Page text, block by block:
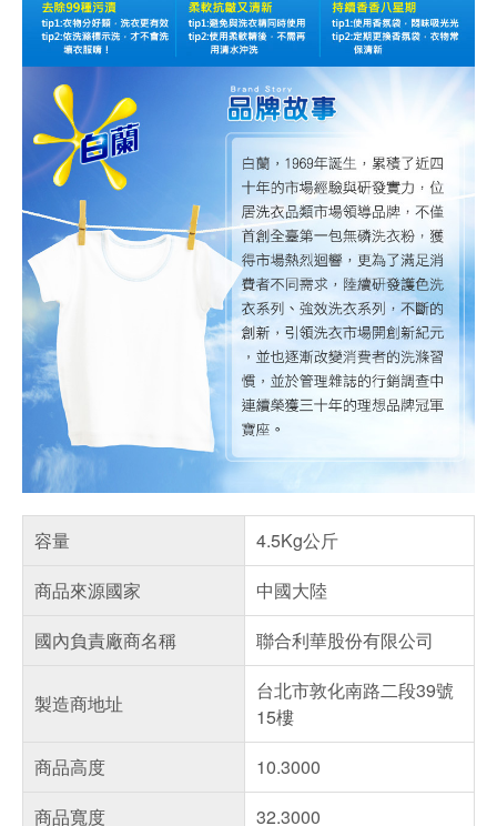
容量
4.5Kg公斤
商品來源國家
中國大陸
國內負責廠商名稱
聯合利華股份有限公司
製造商地址
台北市敦化南路二段39號
15樓
商品高度
10.3000
商品寬度
32.3000